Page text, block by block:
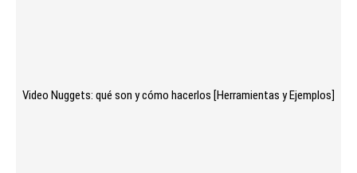
Video Nuggets: qué son y cómo hacerlos [Herramientas y Ejemplos]